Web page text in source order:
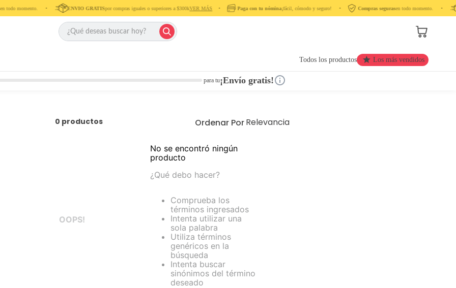
todo momento. ‎ ‎ ‎ ‎ •‎ ENVIO GRATISpor compras iguales o superiores a $300kVER MÁS‎ ‎ ‎ ‎ •‎ ‎ ‎ ‎ Paga con tu nómina¡fácil, cómodo y seguro! ‎ ‎ ‎ ‎ •‎ ‎ ‎ ‎ Compras segurasen todo momento. ‎ ‎ ‎ ‎ •‎ ‎ ‎ ‎ ‎
Todos los productos Los más vendidos
para tu¡Envío gratis!
0 productos Ordenar PorRelevancia
OOPS!
No se encontró ningún
producto
¿Qué debo hacer?
Comprueba los
términos ingresados
Intenta utilizar una
sola palabra
Utiliza términos
genéricos en la
búsqueda
Intenta buscar
sinónimos del término
deseado